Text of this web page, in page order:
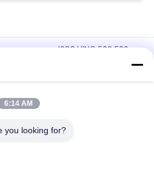
ренджера J08C HINO 500 500
частей тележки S130A-E0101
ренджера J08C HINO 500
6:14 AM
you looking for?